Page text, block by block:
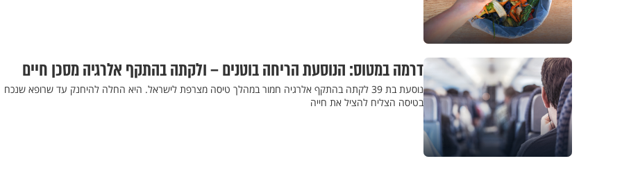
דרמה במטוס: הנוסעת הריחה בוטנים – ולקתה בהתקף אלרגיה מסכן חיים
נוסעת בת 39 לקתה בהתקף אלרגיה חמור במהלך טיסה מצרפת לישראל. היא החלה להיחנק עד שרופא שנכח
בטיסה הצליח להציל את חייה